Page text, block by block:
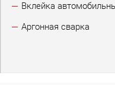
Вклейка
Аргонная сварка